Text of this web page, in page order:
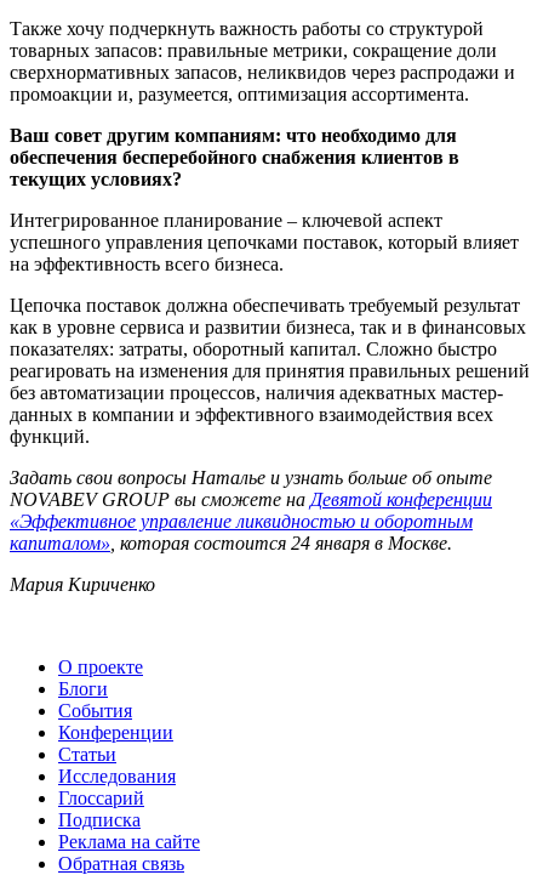
Также хочу подчеркнуть важность работы со структурой
товарных запасов: правильные метрики, сокращение доли
сверхнормативных запасов, неликвидов через распродажи и
промоакции и, разумеется, оптимизация ассортимента.
Ваш совет другим компаниям: что необходимо для
обеспечения бесперебойного снабжения клиентов в
текущих условиях?
Интегрированное планирование – ключевой аспект
успешного управления цепочками поставок, который влияет
на эффективность всего бизнеса.
Цепочка поставок должна обеспечивать требуемый результат
как в уровне сервиса и развитии бизнеса, так и в финансовых
показателях: затраты, оборотный капитал. Сложно быстро
реагировать на изменения для принятия правильных решений
без автоматизации процессов, наличия адекватных мастер-
данных в компании и эффективного взаимодействия всех
функций.
Задать свои вопросы Наталье и узнать больше об опыте
NOVABEV GROUP вы сможете на Девятой конференции
«Эффективное управление ликвидностью и оборотным
капиталом» , которая состоится 24 января в Москве.
Мария Кириченко
О проекте
Блоги
События
Конференции
Статьи
Исследования
Глоссарий
Подписка
Реклама на сайте
Обратная связь